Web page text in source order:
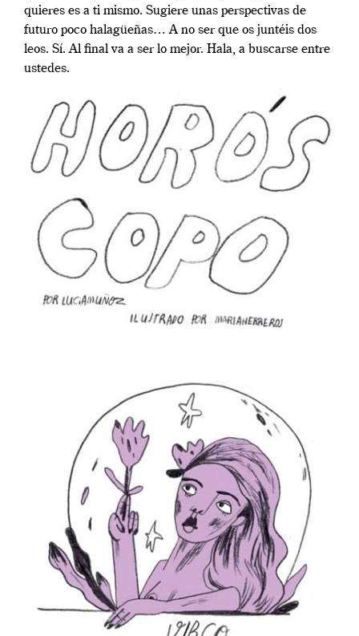
quieres es a ti mismo. Sugiere unas perspectivas de
futuro poco halagüeñas… A no ser que os juntéis dos
leos. Sí. Al final va a ser lo mejor. Hala, a buscarse entre
ustedes.